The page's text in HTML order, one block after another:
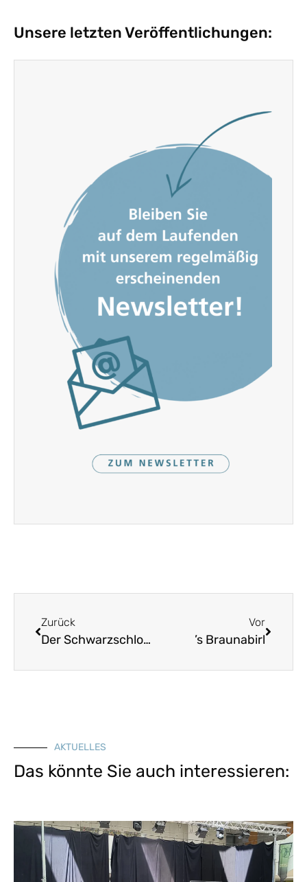
Unsere letzten Veröffentlichungen:
Zurück
Der Schwarzschlossergesell
Vor
’s Braunabirl
AKTUELLES
Das könnte Sie auch interessieren: